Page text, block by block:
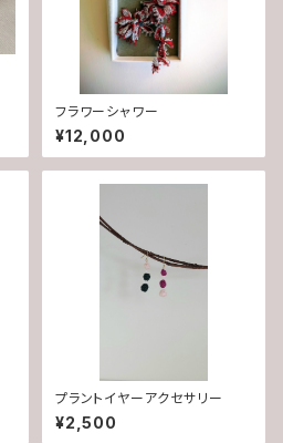
フラワーシャワー
¥12,000
プラントイヤーアクセサリー
¥2,500